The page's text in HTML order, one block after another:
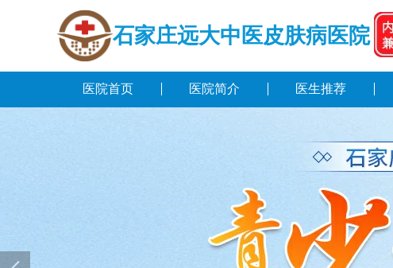
石家庄远大中医皮肤病医院
医院首页 医院简介 医生推荐